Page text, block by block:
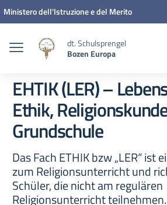
Zum Inhalt springen
Zum Navigationsmenü springen
Zur Fußzeile springen
Ministero dell'Istruzione e del Merito
dt. Schulsprengel
Bozen Europa
EHTIK (LER) –
Ethik,
Grundschule
Das Fach ETHIK bzw „LER“ ist
zum Religionsunterricht und
Schüler, die nicht am regulären
Religionsunterricht teilnehmen.